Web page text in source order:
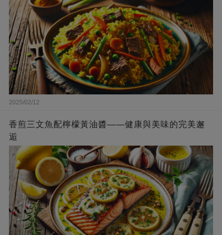
2025/02/12
香煎三文魚配檸檬黃油醬——健康與美味的完美邂
逅